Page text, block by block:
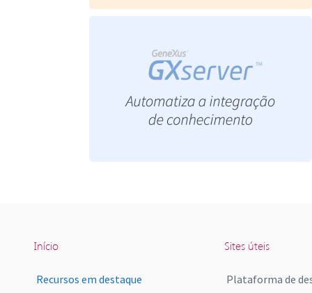
Início
Recursos em destaque
Sites úteis
Plataforma de